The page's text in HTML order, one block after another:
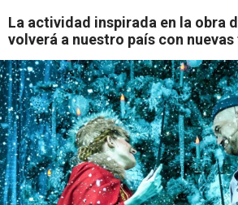
La actividad inspirada en la obra
volverá a nuestro país con nuevas